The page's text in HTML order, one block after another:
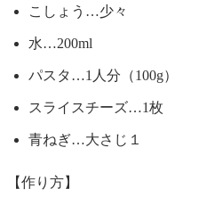
こしょう…少々
水…200ml
パスタ…1人分（100g）
スライスチーズ…1枚
青ねぎ…大さじ１
【作り方】